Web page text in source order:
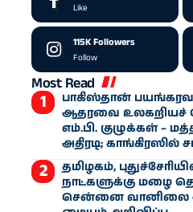
Like
115KFollowers
Follow
Most Read
பாகிஸ்தான்
ஆதரவை உலகறியச்
எம்.பி. குழுக்கள் –
அதிரடி; காங்கிரஸில்
தமிழகம்,
நாட்களுக்கு மழை
சென்னை வானிலை